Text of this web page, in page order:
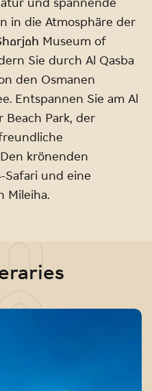
und spannende
in die Atmosphäre der
Museum of
Sie durch Al Qasba
den Osmanen
Entspannen Sie am Al
Beach Park, der
krönenden
Safari und eine
Mileiha.